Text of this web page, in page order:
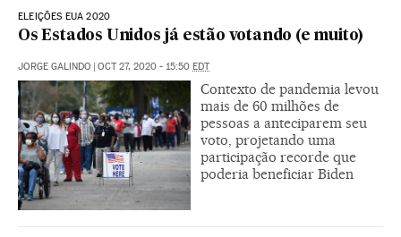
ELEIÇÕES EUA 2020
Os Estados Unidos já estão votando (e muito)
JORGE GALINDO | OCT 27, 2020 - 15:50 EDT
Contexto de pandemia levou
mais de 60 milhões de
pessoas a anteciparem seu
voto, projetando uma
participação recorde que
poderia beneficiar Biden